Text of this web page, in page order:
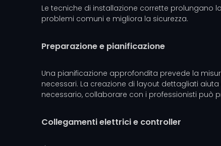
Le tecniche di installazione corrette prolungano
problemi comuni e migliora la sicurezza.
Preparazione e pianificazione
Una pianificazione approfondita prevede la
necessari. La creazione di layout dettagliati
necessario, collaborare con i professionisti può
Collegamenti elettrici e controller